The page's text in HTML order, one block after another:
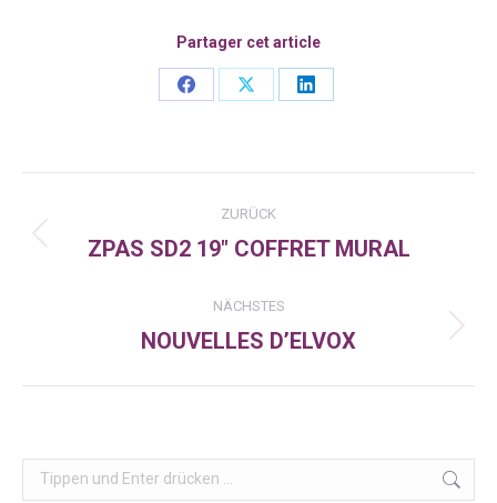
Partager cet article
Share
Share
Share
Kommentarnavigation
ZURÜCK
Vorheriger
ZPAS SD2 19″ COFFRET MURAL
NÄCHSTES
Nächster
NOUVELLES D’ELVOX
Search: